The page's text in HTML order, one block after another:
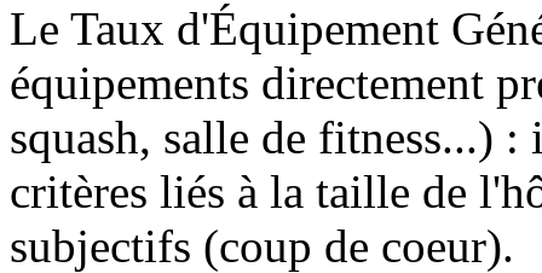
Le Taux d'Équipement
équipements directement
squash, salle de fitness...)
critères liés à la taille de
subjectifs (coup de coeur).